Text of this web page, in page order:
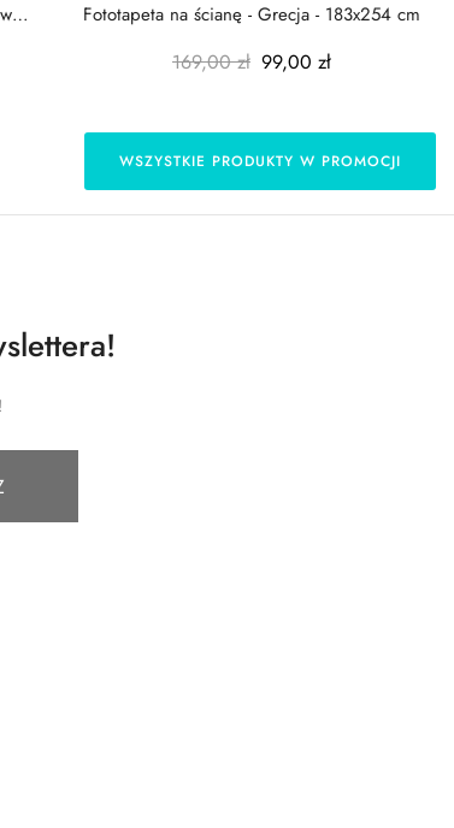
Fototapeta na ścianę - Grecja - 183x254 cm
169,00 zł 99,00 zł
WSZYSTKIE PRODUKTY W PROMOCJI